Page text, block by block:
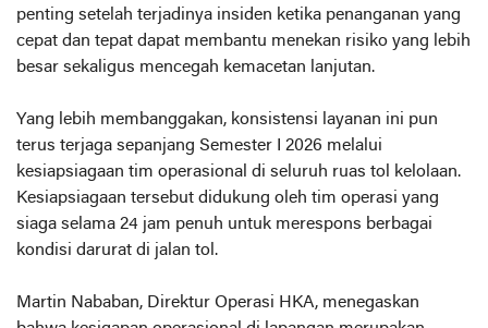
penting setelah terjadinya insiden ketika penanganan yang
cepat dan tepat dapat membantu menekan risiko yang lebih
besar sekaligus mencegah kemacetan lanjutan.
Yang lebih membanggakan, konsistensi layanan ini pun
terus terjaga sepanjang Semester I 2026 melalui
kesiapsiagaan tim operasional di seluruh ruas tol kelolaan.
Kesiapsiagaan tersebut didukung oleh tim operasi yang
siaga selama 24 jam penuh untuk merespons berbagai
kondisi darurat di jalan tol.
Martin Nababan, Direktur Operasi HKA, menegaskan